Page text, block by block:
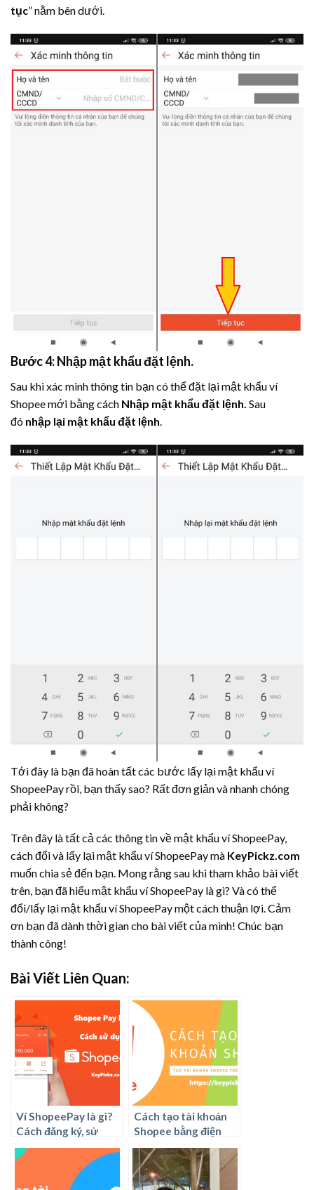
tục” nằm bên dưới.
Bước 4: Nhập mật khẩu đặt lệnh.
Sau khi xác minh thông tin bạn có thể đặt lại mật khẩu ví
Shopee mới bằng cách Nhập mật khẩu đặt lệnh. Sau
đó nhập lại mật khẩu đặt lệnh
Tới đây là bạn đã hoàn tất các bước lấy lại mật khẩu ví
ShopeePay rồi, bạn thấy sao? Rất đơn giản và nhanh chóng
phải không?
Trên đây là tất cả các thông tin về mật khẩu ví ShopeePay,
cách đổi và lấy lại mật khẩu ví ShopeePay mà KeyPickz.com
muốn chia sẻ đến bạn. Mong rằng sau khi tham khảo bài viết
trên, bạn đã hiểu mật khẩu ví ShopeePay là gì? Và có thể
đổi/lấy lại mật khẩu ví ShopeePay một cách thuận lợi. Cảm
ơn bạn đã dành thời gian cho bài viết của mình! Chúc bạn
thành công!
Bài Viết Liên Quan:
Ví ShopeePay là gì?
Cách đăng ký, sử
dụng ví ShopeePay
ra sao?
Cách tạo tài khoản
Shopee bằng điện
thoại như thế nào?